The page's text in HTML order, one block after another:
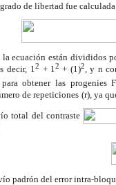
de libertad fue
la ecuación están divididos
decir, 12 + 12 + (1)2, y n
para obtener las progenies F
de repeticiones (r), ya
total del contraste
padrón del error intra-